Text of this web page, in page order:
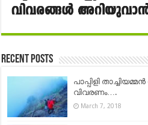
Recent Posts
പാപ്പിളി
വിവരണം….
March 7, 2018